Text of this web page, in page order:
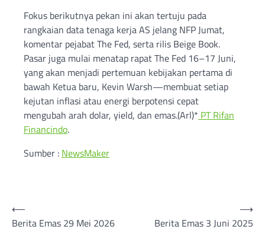
Fokus berikutnya pekan ini akan tertuju pada
rangkaian data tenaga kerja AS jelang NFP Jumat,
komentar pejabat The Fed, serta rilis Beige Book.
Pasar juga mulai menatap rapat The Fed 16–17 Juni,
yang akan menjadi pertemuan kebijakan pertama di
bawah Ketua baru, Kevin Warsh—membuat setiap
kejutan inflasi atau energi berpotensi cepat
mengubah arah dolar, yield, dan emas.(Arl)* PT Rifan
Financindo.
Sumber : NewsMaker
Post
navigation
⟵
Berita Emas 29 Mei 2026
Berita Emas 3 Juni 2025
⟶